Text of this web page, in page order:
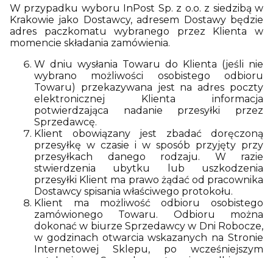
W przypadku wyboru InPost Sp. z o.o. z siedzibą w
Krakowie jako Dostawcy, adresem Dostawy będzie
adres paczkomatu wybranego przez Klienta w
momencie składania zamówienia.
W dniu wysłania Towaru do Klienta (jeśli nie
wybrano możliwości osobistego odbioru
Towaru) przekazywana jest na adres poczty
elektronicznej Klienta informacja
potwierdzająca nadanie przesyłki przez
Sprzedawcę.
Klient obowiązany jest zbadać doręczoną
przesyłkę w czasie i w sposób przyjęty przy
przesyłkach danego rodzaju. W razie
stwierdzenia ubytku lub uszkodzenia
przesyłki Klient ma prawo żądać od pracownika
Dostawcy spisania właściwego protokołu.
Klient ma możliwość odbioru osobistego
zamówionego Towaru. Odbioru można
dokonać w biurze Sprzedawcy w Dni Robocze,
w godzinach otwarcia wskazanych na Stronie
Internetowej Sklepu, po wcześniejszym